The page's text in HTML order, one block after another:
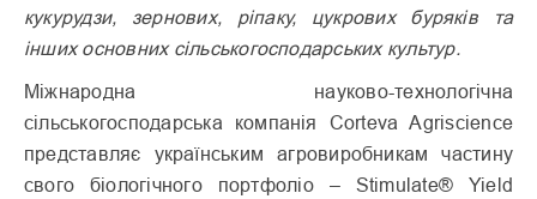
кукурудзи, зернових, ріпаку, цукрових буряків та
інших основних сільськогосподарських культур.
Міжнародна науково-технологічна
сільськогосподарська компанія Corteva Agriscience
представляє українським агровиробникам частину
свого біологічного портфоліо – Stimulate® Yield